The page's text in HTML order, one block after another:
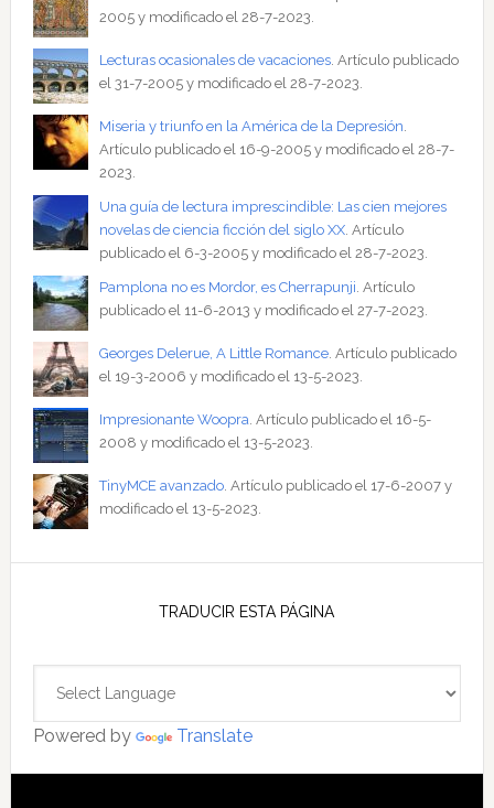
2005 y modificado el 28-7-2023.
Lecturas ocasionales de vacaciones. Artículo publicado
el 31-7-2005 y modificado el 28-7-2023.
Miseria y triunfo en la América de la Depresión
Artículo publicado el 16-9-2005 y modificado el 28-7-
2023.
Una guía de lectura imprescindible: Las cien mejores
novelas de ciencia ficción del siglo XX. Artículo
publicado el 6-3-2005 y modificado el 28-7-2023.
Pamplona no es Mordor, es Cherrapunji . Artículo
publicado el 11-6-2013 y modificado el 27-7-2023.
Georges Delerue, A Little Romance. Artículo publicado
el 19-3-2006 y modificado el 13-5-2023.
Impresionante Woopra . Artículo publicado el 16-5-
2008 y modificado el 13-5-2023.
TinyMCE avanzado. Artículo publicado el 17-6-2007 y
modificado el 13-5-2023.
TRADUCIR ESTA PÁGINA
Powered by Translate